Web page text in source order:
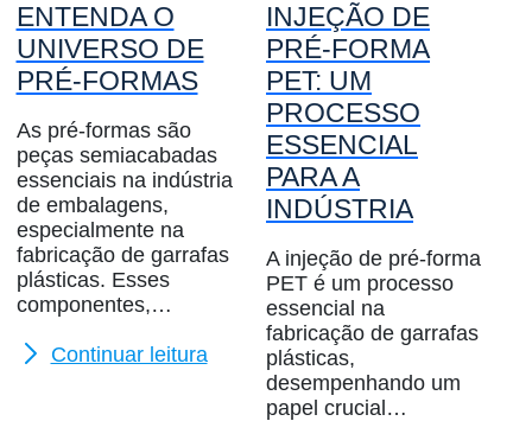
ENTENDA O
UNIVERSO DE
PRÉ-FORMAS
As pré-formas são
peças semiacabadas
essenciais na indústria
de embalagens,
especialmente na
fabricação de garrafas
plásticas. Esses
componentes,…
Continuar leitura
INJEÇÃO DE
PRÉ-FORMA
PET: UM
PROCESSO
ESSENCIAL
PARA A
INDÚSTRIA
A injeção de pré-forma
PET é um processo
essencial na
fabricação de garrafas
plásticas,
desempenhando um
papel crucial…